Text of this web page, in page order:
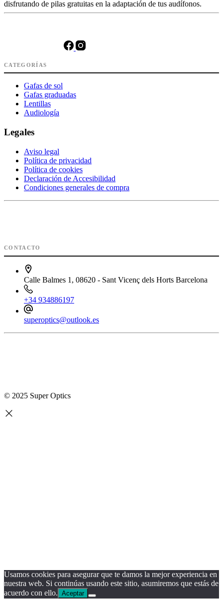
disfrutando de pilas gratuitas en la adaptación de tus audífonos.
CATEGORÍAS
Gafas de sol
Gafas graduadas
Lentillas
Audiología
Legales
Aviso legal
Política de privacidad
Política de cookies
Declaración de Accesibilidad
Condiciones generales de compra
CONTACTO
Calle Balmes 1, 08620 - Sant Vicenç dels Horts Barcelona
+34 934886197
superoptics@outlook.es
© 2025 Super Optics
Usamos cookies para asegurar que te damos la mejor experiencia en
nuestra web. Si continúas usando este sitio, asumiremos que estás de
acuerdo con ello. Aceptar